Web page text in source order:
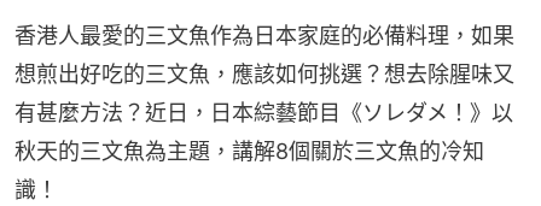
香港人最愛的三文魚作為日本家庭的必備料理，如果
想煎出好吃的三文魚，應該如何挑選？想去除腥味又
有甚麼方法？近日，日本綜藝節目《ソレダメ！》以
秋天的三文魚為主題，講解8個關於三文魚的冷知
識！